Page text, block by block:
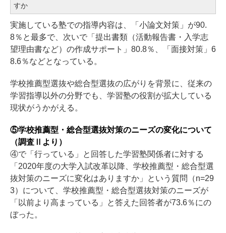
すか
実施している塾での指導内容は、「小論文対策」が90.
8％と最多で、次いで「提出書類（活動報告書・入学志
望理由書など）の作成サポート」80.8％、「面接対策」6
8.6％などとなっている。
学校推薦型選抜や総合型選抜の広がりを背景に、従来の
学習指導以外の分野でも、学習塾の役割が拡大している
現状がうかがえる。
⑤学校推薦型・総合型選抜対策のニーズの変化について
（調査Ⅱより）
④で「行っている」と回答した学習塾関係者に対する
「2020年度の大学入試改革以降、学校推薦型・総合型選
抜対策のニーズに変化はありますか」という質問（n=29
3）について、学校推薦型・総合型選抜対策のニーズが
「以前より高まっている」と答えた回答者が73.6％にの
ぼった。